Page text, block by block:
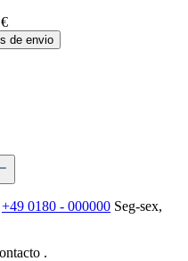
de envio
+49 0180 - 000000 Seg-sex,
.